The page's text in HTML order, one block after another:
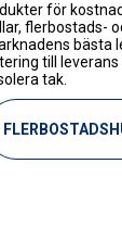
för
flerbostads-
bästa
till
tak.